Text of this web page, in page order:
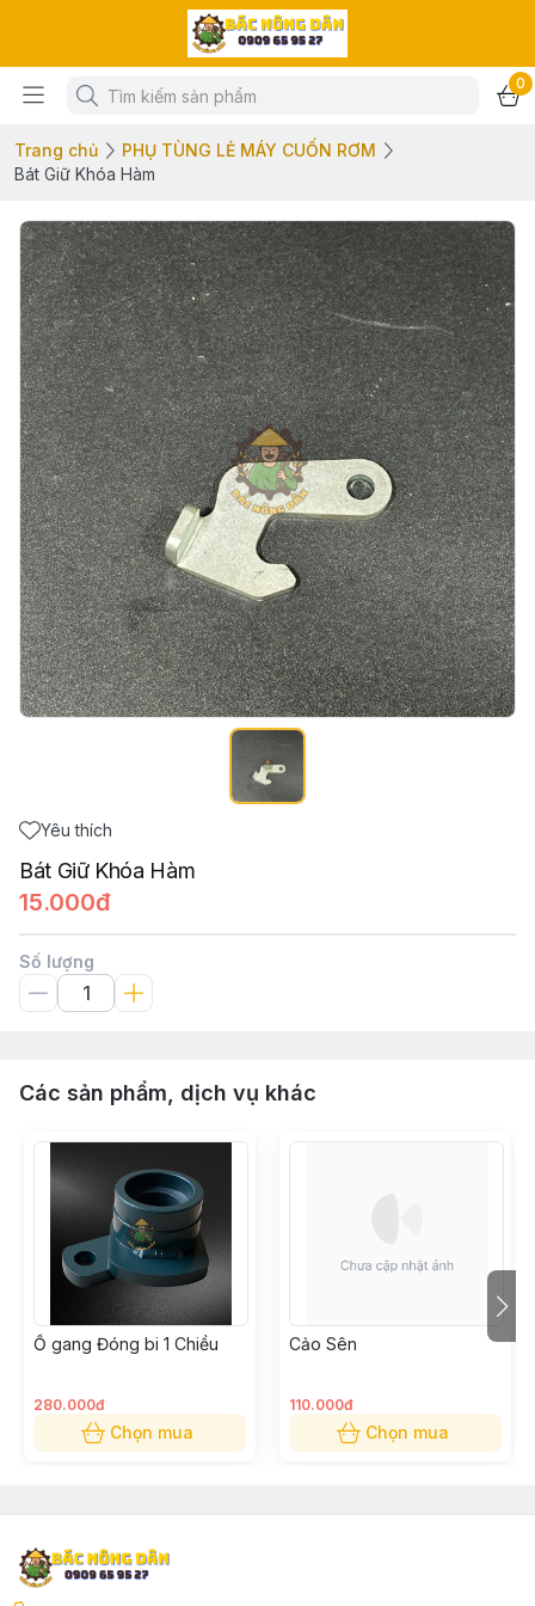
0
Trang chủ
PHỤ TÙNG LẺ MÁY CUỐN RƠM
Bát Giữ Khóa Hàm
Yêu thích
Bát Giữ Khóa Hàm
15.000đ
Số lượng
Các sản phẩm, dịch vụ khác
Ổ gang Đóng bi 1 Chiều
280.000đ
Chọn mua
Cảo Sên
110.000đ
Chọn mua